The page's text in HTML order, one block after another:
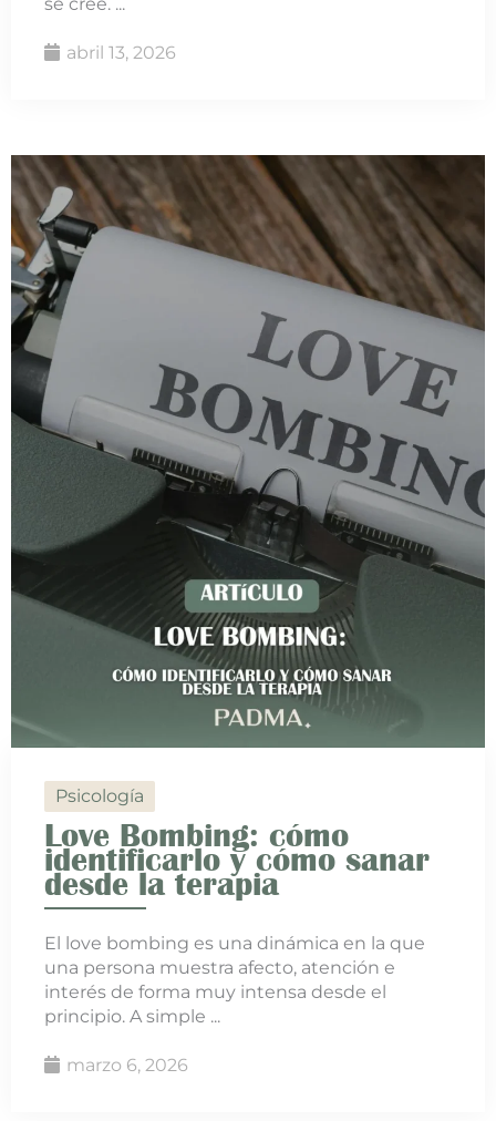
abril 13, 2026
Psicología
Love Bombing: cómo
identificarlo y cómo sanar
desde la terapia
El love bombing es una dinámica en la que
una persona muestra afecto, atención e
interés de forma muy intensa desde el
principio. A simple ...
marzo 6, 2026